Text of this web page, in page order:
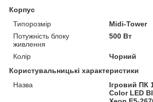
Корпус
Типорозмір
Midi-Tower
Потужність блоку
живлення
500 Вт
Колір
Чорний
Користувальницькі характеристики
Назва
Ігровий ПК
Color LED